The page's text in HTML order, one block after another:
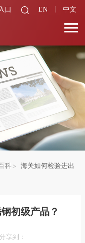
口 EN 中文
科
海关如何检验进出
初级产品？
分享到：